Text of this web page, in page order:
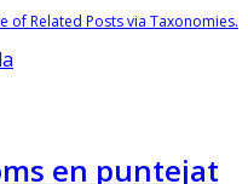
of Related Posts via Taxonomies.
en puntejat